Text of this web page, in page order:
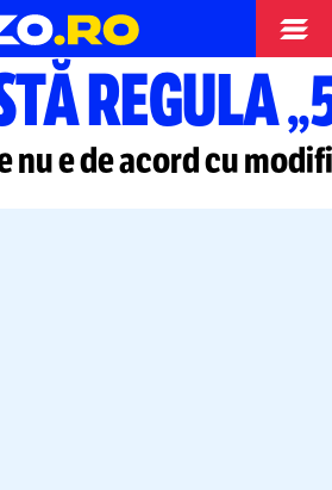
REGULA
nu e de acord cu